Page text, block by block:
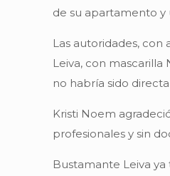
de su apartamento y
Las autoridades, con
Leiva, con
no habría sido
Kristi Noem
profesionales y sin
Bustamante Leiva